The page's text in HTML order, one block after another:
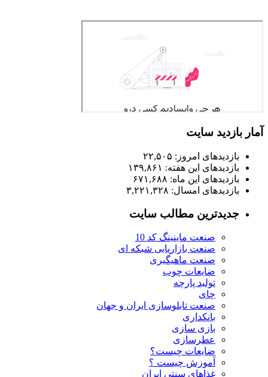
آمار بازدید سایت
بازدیدهای امروز: ۲۲,۵۰۵
بازدیدهای این هفته: ۱۳۹,۸۶۱
بازدیدهای این ماه: ۶۷۱,۶۸۸
بازدیدهای امسال: ۳,۲۲۱,۳۲۸
جدیدترین مطالب سایت
صنعت ماینینگ کد 10
صنعت بازاریابی شبکه ای
صنعت ماهیگیری
ضایعات چوب
تولید پارچه
چای
صنعت تابلوسازی ایران و جهان
بانکداری
بازی سازی
عطرسازی
ضایعات چیست؟
آموزش چیست ؟
غذاهای سنتی ایران